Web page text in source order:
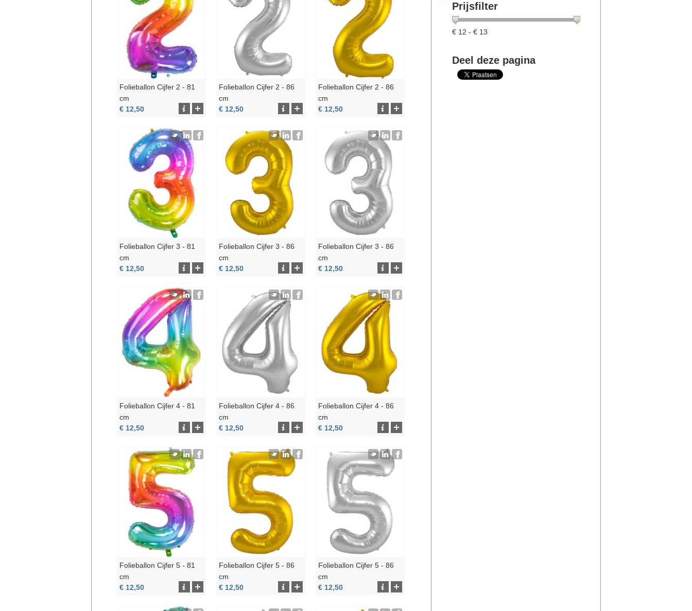
Folieballon Cijfer 2 - 81
cm
€ 12,50
Folieballon Cijfer 2 - 86
cm
€ 12,50
Folieballon Cijfer 2 - 86
cm
€ 12,50
Folieballon Cijfer 3 - 81
cm
€ 12,50
Folieballon Cijfer 3 - 86
cm
€ 12,50
Folieballon Cijfer 3 - 86
cm
€ 12,50
Folieballon Cijfer 4 - 81
cm
€ 12,50
Folieballon Cijfer 4 - 86
cm
€ 12,50
Folieballon Cijfer 4 - 86
cm
€ 12,50
Folieballon Cijfer 5 - 81
cm
€ 12,50
Folieballon Cijfer 5 - 86
cm
€ 12,50
Folieballon Cijfer 5 - 86
cm
€ 12,50
Prijsfilter
€ 12 - € 13
Deel deze pagina